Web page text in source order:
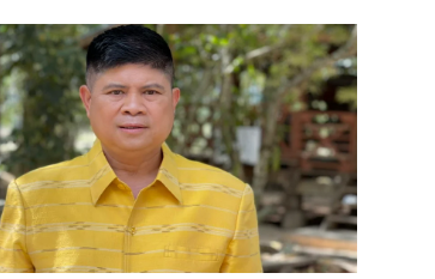
สกัดกั้นม็อบหยุดเอเปก จนมีผู้บาดเจ็บเมื่อ
.65 โดยผู้ชุมนุมจำนวนหลักสิบได้สวมเสื้อสี